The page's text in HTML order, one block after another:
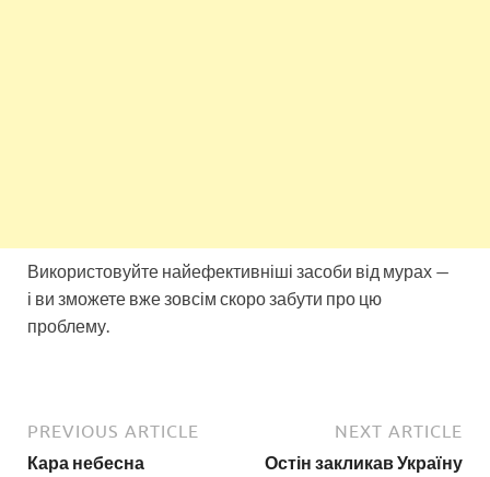
Використовуйте найефективніші засоби від мурах —
і ви зможете вже зовсім скоро забути про цю
проблему.
PREVIOUS ARTICLE
Кара небесна
NEXT ARTICLE
Остін закликав Україну